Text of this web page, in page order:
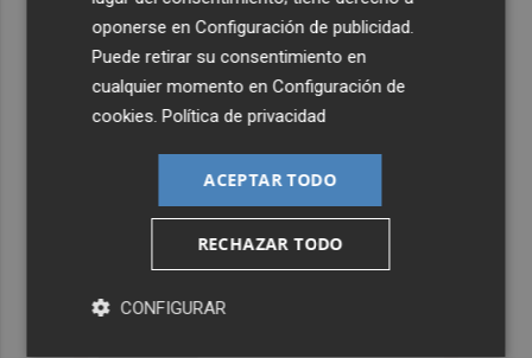
oponerse enConfiguración de publicidad.
Puede retirar su consentimiento en
cualquier momento enConfiguración de
cookies.Política de privacidad
ACEPTAR TODO
RECHAZAR TODO
CONFIGURAR